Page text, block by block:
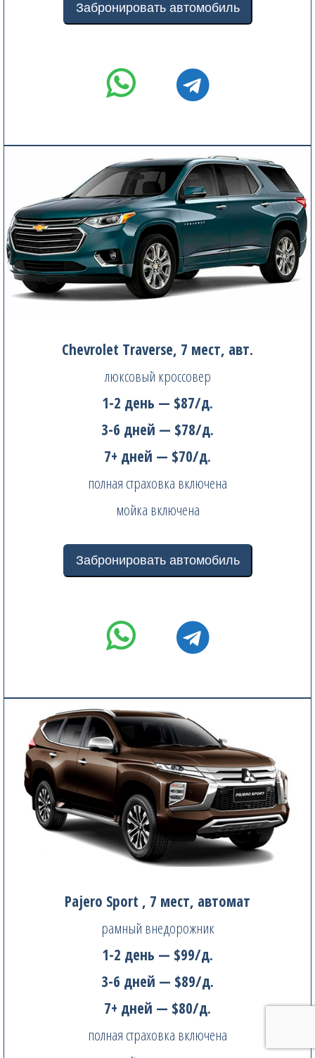
Забронировать автомобиль
Chevrolet Traverse, 7 мест, авт.
люксовый кроссовер
1-2 день — $87/д.
3-6 дней — $78/д.
7+ дней — $70/д.
полная страховка включена
мойка включена
Забронировать автомобиль
Pajero Sport , 7 мест, автомат
рамный внедорожник
1-2 день — $99/д.
3-6 дней — $89/д.
7+ дней — $80/д.
полная страховка включена